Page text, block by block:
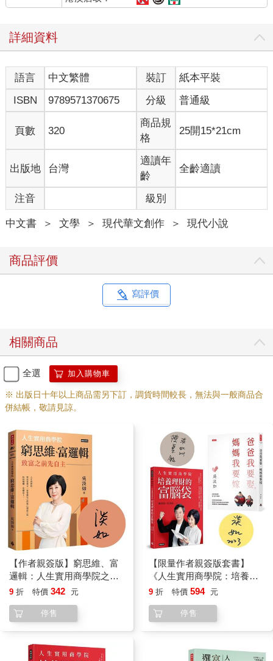
至少，對我來說。快意闡述一個念頭，千字結束，不拖泥帶水。
比較像我日常生活中非常有效率的作風。
小說一講太多道理就不好看了，也需要許多時間思量琢磨，需要
嚴密的架構和細膩的安排……（聽這幾句話你就曉得我是「本格
派」的支持者，絕非天馬行空一派）寫小說，不管作者多努力，
三不五時就是一個瓶頸期，有時寫了一半，人物自己活了起來，
推翻了原先設定的性格與邏輯，結果還收不了尾。變成了一棟無
不瞞你說，我的電腦裡，這樣的爛尾樓標本不少。做起事來執行
力極高如我，總是必須承認，意志力在此並不能夠起完全作用。
不寫當然快活，卻無法跟另一個我交代。那一個我，不管時間如
何推移，總是一本初衷，提醒自己應該要回到最單純的願望：無
不然，老感覺對不起自己似的。
回頭看，寫每一本小說的時候，都是我的人生轉折很大的時候。
這一本，大概是從媽媽還未發現罹癌到媽媽去世後半年才寫完。
說家的，花了二十年到螢光幕前露臉到底有什麼意義？但願我自
己能對自己交代清楚。只能自我解嘲：凡是發生過的事必然有因
緣。）
十年未寫長篇，寫作過程對我而言絕對艱辛。好像老爺車，發車
的時間就很長，發好久才能動。先寫了十四五萬字，二校時補稿
竟又多了三萬字，然後又自知過於嚕囌，又刪了四五萬字，狠狠
刪了幾個「其實沒有他更完整」的角色。
寫作時心念專一，朋友約我，我總說「等我寫到一段落再說」，
幾無應酬，不近人情，咬緊牙根的活下去。
每一次改稿都像在跟自己開批鬥大會，體無完膚。
辛苦，也是因為我到底總存著某種野心，希望在故事裡藏著某種
重要元素，又希望故事的推展能夠說服最難搞的讀者──其實就是
我自己。
小說裡的人物也逐漸超出我的原始設定，變得難以掌控。這一對
性直覺；一個過冷，一個太熱；有時可愛有時可恨……沒有看彼
此順眼過，吵吵鬧鬧，爭爭奪奪，品嚐了不一樣失落，也犯上了
同樣的錯……被迫在意外發生後思考生活該如何轉變…有時勇
敢，有時懦弱……一個想太多，一個想太少，但無論如何，還是
詳細資料
語言 中文繁體 裝訂
紙本平裝
ISBN
9789571370675 分級 普通級
頁數 320
商品規
格
25開15*21cm
出版地 台灣
適讀年
齡
全齡適讀
注音 級別
中文書 ＞ 文學 ＞ 現代華文創作 ＞ 現代小說
商品評價
寫評價
相關商品
全選 加入購物車
※ 出版日十年以上商品需另下訂，調貨時間較長，無法與一般商品合
併結帳，敬請見諒。
【作者親簽版】窮思維、富
邏輯：人生實用商學院之致
富之前先自主
9 折 特價 342 元
停售
【限量作者親簽版套書】
《人生實用商學院：培養理
財的富腦袋》＋《爸爸要再
9 折 特價 594 元
停售